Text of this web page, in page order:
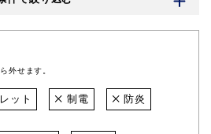
外せます。
ット 制電 防炎